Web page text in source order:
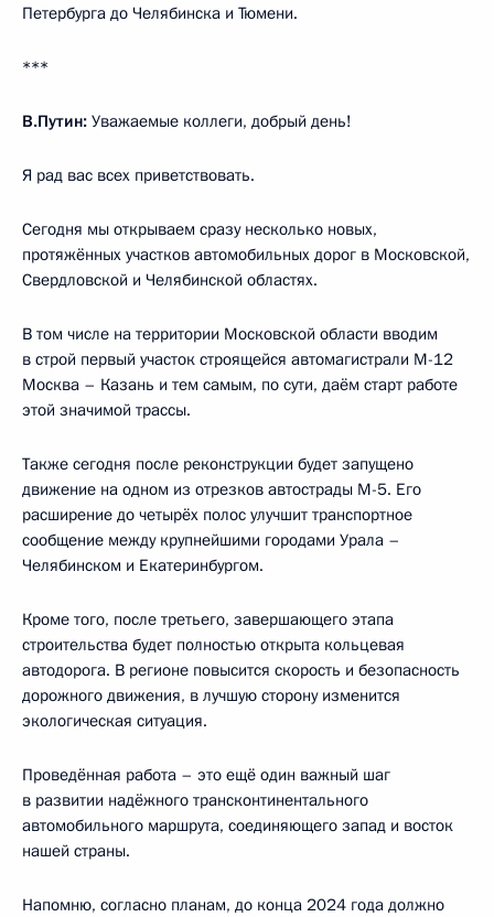
Петербурга до Челябинска и Тюмени.
***
В.Путин: Уважаемые коллеги, добрый день!
Я рад вас всех приветствовать.
Сегодня мы открываем сразу несколько новых,
протяжённых участков автомобильных дорог в Московской,
Свердловской и Челябинской областях.
В том числе на территории Московской области вводим
в строй первый участок строящейся автомагистрали М-12
Москва – Казань и тем самым, по сути, даём старт работе
этой значимой трассы.
Также сегодня после реконструкции будет запущено
движение на одном из отрезков автострады М-5. Его
расширение до четырёх полос улучшит транспортное
сообщение между крупнейшими городами Урала –
Челябинском и Екатеринбургом.
Кроме того, после третьего, завершающего этапа
строительства будет полностью открыта кольцевая
автодорога. В регионе повысится скорость и безопасность
дорожного движения, в лучшую сторону изменится
экологическая ситуация.
Проведённая работа – это ещё один важный шаг
в развитии надёжного трансконтинентального
автомобильного маршрута, соединяющего запад и восток
нашей страны.
Напомню, согласно планам, до конца 2024 года должно